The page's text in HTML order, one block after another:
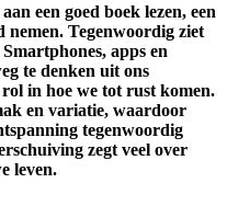
een goed boek lezen, een
nemen. Tegenwoordig ziet
apps en
te denken uit ons
in hoe we tot rust komen.
en variatie, waardoor
tegenwoordig
zegt veel over
leven.